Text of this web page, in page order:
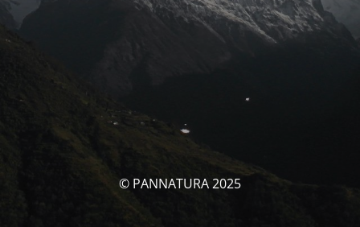
© PANNATURA 2025